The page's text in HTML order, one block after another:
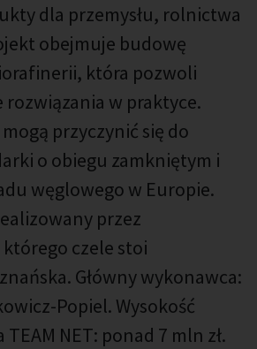
dla przemysłu, rolnictwa
obejmuje budowę
która pozwoli
w praktyce.
przyczynić się do
o obiegu zamkniętym i
węglowego w Europie.
przez
czele stoi
Główny wykonawca:
Popiel. Wysokość
NET: ponad 7 mln zł.